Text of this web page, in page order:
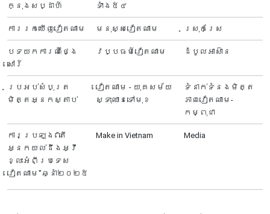
ក្នុងសប្ដាហ៍
ទាំង៥៤
ការរកឃើញវៀតណាម មនុស្សវៀតណាម ស្រុកស្រែ
បទយកការណ៍ថ្ងៃ
សៅរ៍
វប្បធម៍វៀតណាម ដំបូលអាស៊ាន
ប្រអប់សំបុត្រ
មិត្តអ្នកស្តាប់
វៀតណាម - យុគសម័យ
ស្ទុះឈានទៅមុខ
ទំនាក់ទំនងមិត្ត
ភាពវៀតណាម-
កម្ពុជា
ការប្រឡង "តើ
អ្នក​យល់ដឹងអ្វី
ខ្លះអំពីប្រទេស​
វៀតណាម"ឆ្នាំ២០២៥
Make in Vietnam Media